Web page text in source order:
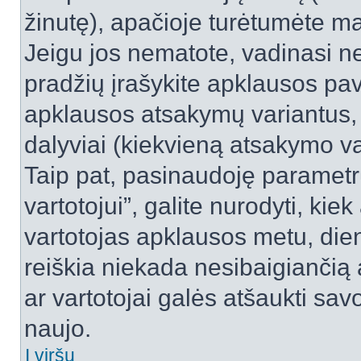
žinutę), apačioje turėtumėte
Jeigu jos nematote, vadinasi
pradžių įrašykite apklausos
apklausos atsakymų
dalyviai (kiekvieną atsakymo
Taip pat, pasinaudoję
vartotojui”, galite nurodyti,
vartotojas apklausos metu,
reiškia niekada
ar vartotojai galės atšaukti
naujo.
Į viršų